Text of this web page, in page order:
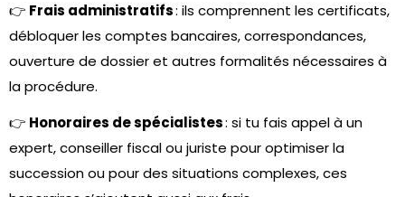
👉 Frais administratifs: ils comprennent les certificats,
débloquer les comptes bancaires, correspondances,
ouverture de dossier et autres formalités nécessaires à
la procédure.
👉 Honoraires de spécialistes: si tu fais appel à un
expert, conseiller fiscal ou juriste pour optimiser la
succession ou pour des situations complexes, ces